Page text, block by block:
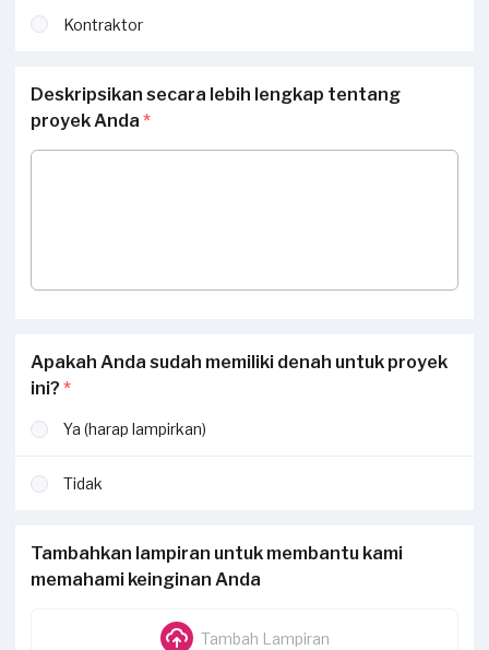
Kontraktor
Deskripsikan secara lebih lengkap tentang
proyek Anda *
Apakah Anda sudah memiliki denah untuk proyek
ini? *
Ya (harap lampirkan)
Tidak
Tambahkan lampiran untuk membantu kami
memahami keinginan Anda
Tambah Lampiran